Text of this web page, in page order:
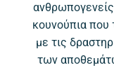
κουνούπια που
με τις
των